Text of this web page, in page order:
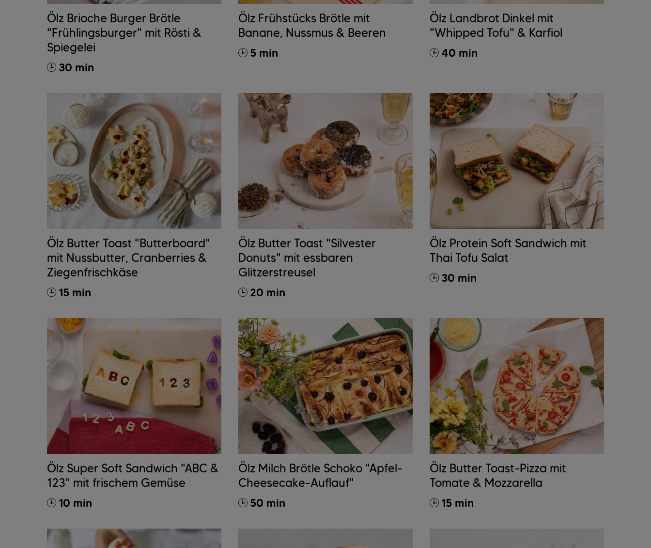
Ölz Brioche Burger Brötle
"Frühlingsburger" mit Rösti &
Spiegelei
30 min
Ölz Frühstücks Brötle mit
Banane, Nussmus & Beeren
5 min
Ölz Landbrot Dinkel mit
"Whipped Tofu" & Karfiol
40 min
Ölz Butter Toast "Butterboard"
mit Nussbutter, Cranberries &
Ziegenfrischkäse
15 min
Ölz Butter Toast "Silvester
Donuts" mit essbaren
Glitzerstreusel
20 min
Ölz Protein Soft Sandwich mit
Thai Tofu Salat
30 min
Ölz Super Soft Sandwich "ABC &
123" mit frischem Gemüse
10 min
Ölz Milch Brötle Schoko "Apfel-
Cheesecake-Auflauf"
50 min
Ölz Butter Toast-Pizza mit
Tomate & Mozzarella
15 min